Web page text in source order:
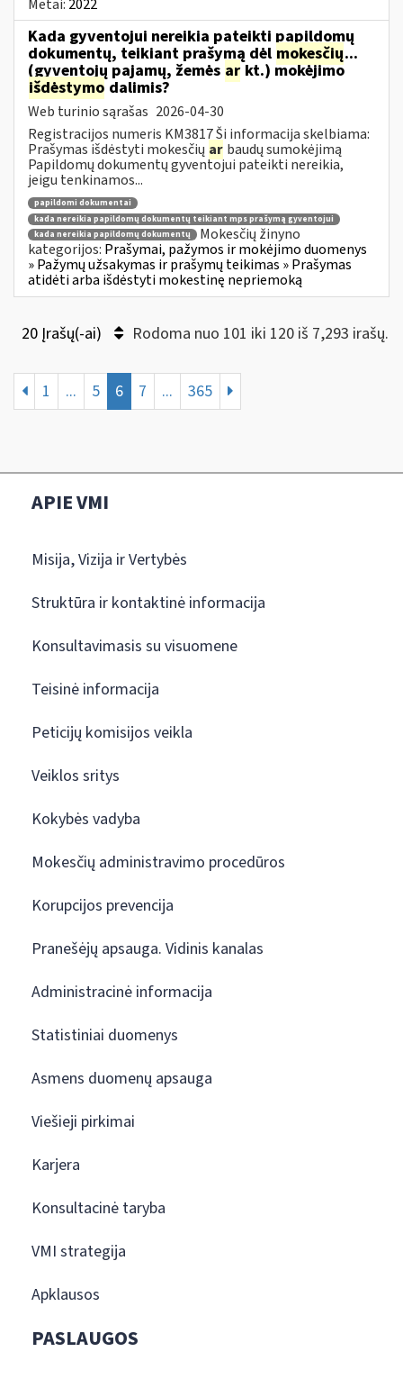
Metai: 2022
Kada gyventojui nereikia pateikti papildomų
dokumentų, teikiant prašymą dėl mokesčių...
(gyventojų pajamų, žemės ar kt.) mokėjimo
išdėstymo dalimis?
Web turinio sąrašas 2026-04-30
Registracijos numeris KM3817 Ši informacija skelbiama:
Prašymas išdėstyti mokesčių ar baudų sumokėjimą
Papildomų dokumentų gyventojui pateikti nereikia,
jeigu tenkinamos...
papildomi dokumentai
kada nereikia papildomų dokumentų teikiant mps prašymą gyventojui
kada nereikia papildomų dokumentų
Mokesčių žinyno
kategorijos: Prašymai, pažymos ir mokėjimo duomenys
» Pažymų užsakymas ir prašymų teikimas » Prašymas
atidėti arba išdėstyti mokestinę nepriemoką
20 Įrašų(-ai) Rodoma nuo 101 iki 120 iš 7,293 irašų.
1 ... 5 6 7 ... 365
APIE VMI
Misija, Vizija ir Vertybės
Struktūra ir kontaktinė informacija
Konsultavimasis su visuomene
Teisinė informacija
Peticijų komisijos veikla
Veiklos sritys
Kokybės vadyba
Mokesčių administravimo procedūros
Korupcijos prevencija
Pranešėjų apsauga. Vidinis kanalas
Administracinė informacija
Statistiniai duomenys
Asmens duomenų apsauga
Viešieji pirkimai
Karjera
Konsultacinė taryba
VMI strategija
Apklausos
PASLAUGOS